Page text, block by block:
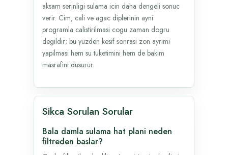
aksam serinligi sulama icin daha dengeli sonuc
verir. Cim, cali ve agac diplerinin ayni
programla calistirilmasi cogu zaman dogru
degildir; bu yuzden kesif sonrasi zon ayrimi
yapilmasi hem su tuketimini hem de bakim
masrafini dusurur.
Sikca Sorulan Sorular
Bala damla sulama hat plani neden
filtreden baslar?